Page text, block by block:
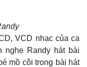
VCD nhạc của ca
nghe Randy hát bài
mồ côi trong bài hát